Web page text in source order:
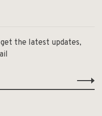
the latest updates,